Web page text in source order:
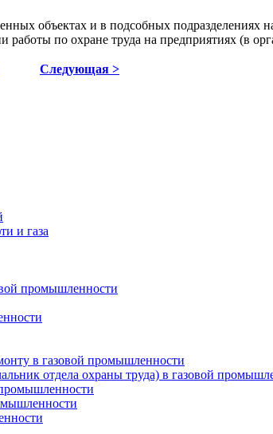
объектах и в подсобных подразделениях
работы по охране труда на предприятиях (в
Следующая >
и газа
промышленности
в газовой промышленности
отдела охраны труда) в газовой
промышленности